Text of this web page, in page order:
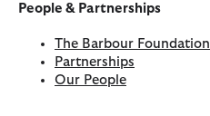
People & Partnerships
The Barbour Foundation
Partnerships
Our People